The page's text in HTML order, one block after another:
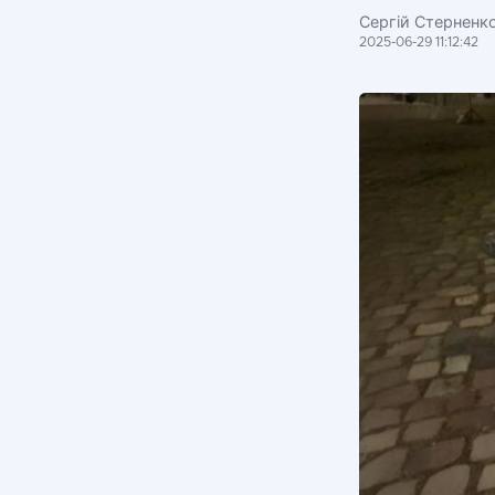
Сергій
2025-06-29 11:12:42